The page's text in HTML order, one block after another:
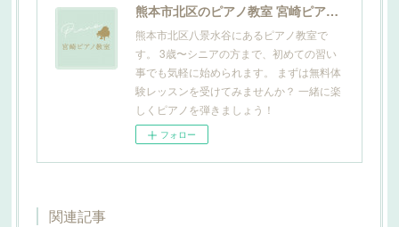
熊本市北区のピアノ教室 宮崎ピアノ教室
熊本市北区八景水谷にあるピアノ教室で
す。 3歳〜シニアの方まで、初めての習い
事でも気軽に始められます。 まずは無料体
験レッスンを受けてみませんか？ 一緒に楽
しくピアノを弾きましょう！
フォロー
関連記事